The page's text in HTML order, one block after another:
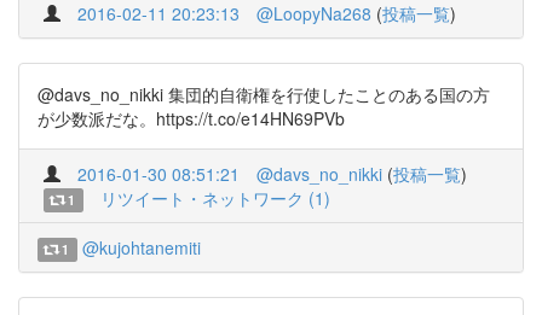
2016-02-11 20:23:13 @LoopyNa268 (投稿一覧)
@davs_no_nikki 集団的自衛権を行使したことのある国の方
が少数派だな。https://t.co/e14HN69PVb
2016-01-30 08:51:21 @davs_no_nikki (投稿一覧)
1 リツイート・ネットワーク (1)
1 @kujohtanemiti